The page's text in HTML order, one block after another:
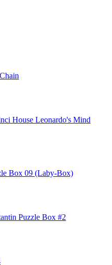
Leonardo's Mind
Box 09 (Laby-Box)
Puzzle Box #2